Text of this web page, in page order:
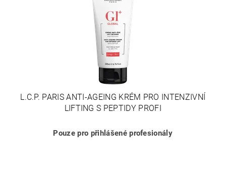
L.C.P. PARIS ANTI-AGEING KRÉM PRO INTENZIVNÍ
LIFTING S PEPTIDY PROFI
Pouze pro přihlášené profesionály